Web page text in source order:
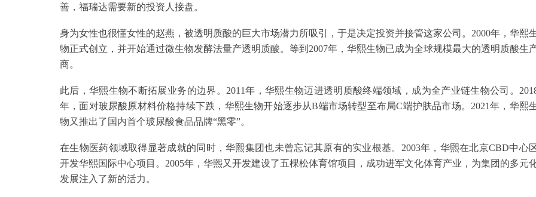
善，福瑞达需要新的投资人接盘。
身为女性也很懂女性的赵燕，被透明质酸的巨大市场潜力所吸引，于是决定投资并接管这家公司。2000年，华熙
物正式创立，并开始通过微生物发酵法量产透明质酸。等到2007年，华熙生物已成为全球规模最大的透明质酸生
商。
此后，华熙生物不断拓展业务的边界。2011年，华熙生物迈进透明质酸终端领域，成为全产业链生物公司。
年，面对玻尿酸原材料价格持续下跌，华熙生物开始逐步从B端市场转型至布局C端护肤品市场。2021年，华熙
物又推出了国内首个玻尿酸食品品牌“黑零”。
在生物医药领域取得显著成就的同时，华熙集团也未曾忘记其原有的实业根基。2003年，华熙在北京CBD中心
开发华熙国际中心项目。2005年，华熙又开发建设了五棵松体育馆项目，成功进军文化体育产业，为集团的多元
发展注入了新的活力。